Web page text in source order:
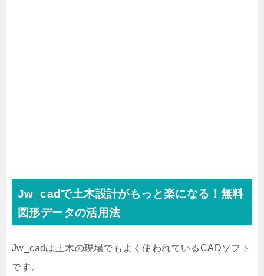
Jw_cadで土木設計がもっと楽になる！無料
図形データの活用法
Jw_cadは土木の現場でもよく使われているCADソフト
です。